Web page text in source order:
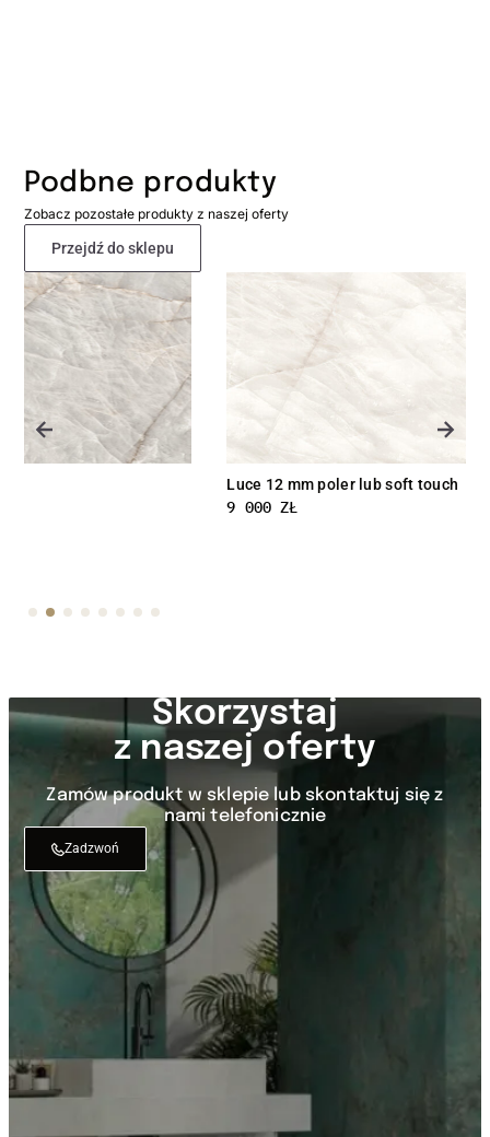
Podbne produkty
Zobacz pozostałe produkty z naszej oferty
Przejdź do sklepu
Luce 12 mm poler lub soft touch
Skorzystaj
z naszej oferty
Zamów produkt w sklepie lub skontaktuj się z
nami telefonicznie
Zadzwoń